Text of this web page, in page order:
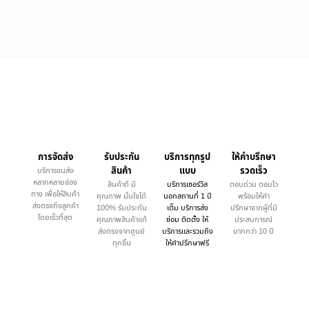
การจัดส่ง
บริการขนส่ง
หลากหลายช่อง
ทาง เพื่อให้สินค้า
ส่งตรงถึงลูกค้า
โดยเร็วที่สุด
รับประกัน
สินค้า
สินค้าดี มี
คุณภาพ มั่นใจได้
100% รับประกัน
คุณภาพสินค้าแท้
ส่งตรงจากศูนย์
ทุกชิ้น
บริการทุกรูป
แบบ
บริการเซอร์วิส
นอกสถานที่ 1 ปี
เต็ม บริการส่ง
ซ่อม ติดตั้ง ให้
บริการและรวมถึง
ให้คำปรึกษาฟรี
ให้คำบรึกษา
รวดเร็ว
ตอบด่วน ตอบไว
พร้อมให้คำ
ปรึกษาจากผู้ที่มี
ประสบการณ์
มากกว่า 10 ปี